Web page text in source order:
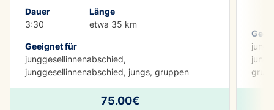
Dauer
3:30
Länge
etwa 35 km
Geeignet für
junggesellinnenabschied,
junggesellinnenabschied, jungs, gruppen
75.00€